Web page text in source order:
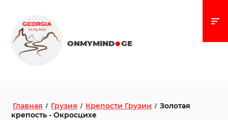
ONMYMIND.GE
Главная / Грузия / Крепости Грузии / Золотая
крепость - Окросцихе